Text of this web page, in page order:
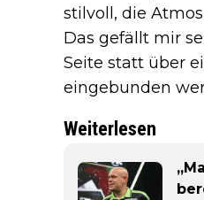
stilvoll, die
Das gefällt mir
Seite statt über
eingebunden
Weiterlesen